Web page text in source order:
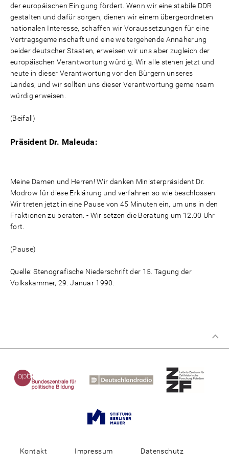
der europäischen Einigung fördert. Wenn wir eine stabile DDR
gestalten und dafür sorgen, dienen wir einem übergeordneten
nationalen Interesse, schaffen wir Voraussetzungen für eine
Vertragsgemeinschaft und eine weitergehende Annäherung
beider deutscher Staaten, erweisen wir uns aber zugleich der
europäischen Verantwortung würdig. Wir alle stehen jetzt und
heute in dieser Verantwortung vor den Bürgern unseres
Landes, und wir sollten uns dieser Verantwortung gemeinsam
würdig erweisen.
(Beifall)
Präsident Dr. Maleuda:
Meine Damen und Herren! Wir danken Ministerpräsident Dr.
Modrow für diese Erklärung und verfahren so wie beschlossen.
Wir treten jetzt in eine Pause von 45 Minuten ein, um uns in den
Fraktionen zu beraten. - Wir setzen die Beratung um 12.00 Uhr
fort.
(Pause)
Quelle: Stenografische Niederschrift der 15. Tagung der
Volkskammer, 29. Januar 1990.
Kontakt Impressum Datenschutz